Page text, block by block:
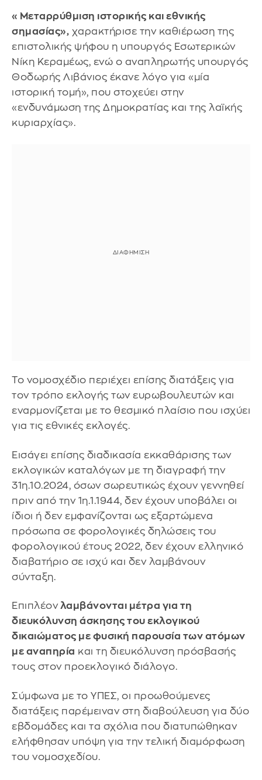
«Μεταρρύθμιση ιστορικής και εθνικής
σημασίας», χαρακτήρισε την καθιέρωση της
επιστολικής ψήφου η υπουργός Εσωτερικών
Νίκη Κεραμέως, ενώ ο αναπληρωτής υπουργός
Θοδωρής Λιβάνιος έκανε λόγο για «μία
ιστορική τομή», που στοχεύει στην
«ενδυνάμωση της Δημοκρατίας και της λαϊκής
κυριαρχίας».
Το νομοσχέδιο περιέχει επίσης διατάξεις για
τον τρόπο εκλογής των ευρωβουλευτών και
εναρμονίζεται με το θεσμικό πλαίσιο που ισχύει
για τις εθνικές εκλογές.
Εισάγει επίσης διαδικασία εκκαθάρισης των
εκλογικών καταλόγων με τη διαγραφή την
31η.10.2024, όσων σωρευτικώς έχουν γεννηθεί
πριν από την 1η.1.1944, δεν έχουν υποβάλει οι
ίδιοι ή δεν εμφανίζονται ως εξαρτώμενα
πρόσωπα σε φορολογικές δηλώσεις του
φορολογικού έτους 2022, δεν έχουν ελληνικό
διαβατήριο σε ισχύ και δεν λαμβάνουν
σύνταξη.
Επιπλέον λαμβάνονται μέτρα για τη
διευκόλυνση άσκησης του εκλογικού
δικαιώματος με φυσική παρουσία των ατόμων
με αναπηρία και τη διευκόλυνση πρόσβασής
τους στον προεκλογικό διάλογο.
Σύμφωνα με το ΥΠΕΣ, οι προωθούμενες
διατάξεις παρέμειναν στη διαβούλευση για δύο
εβδομάδες και τα σχόλια που διατυπώθηκαν
ελήφθησαν υπόψη για την τελική διαμόρφωση
του νομοσχεδίου.